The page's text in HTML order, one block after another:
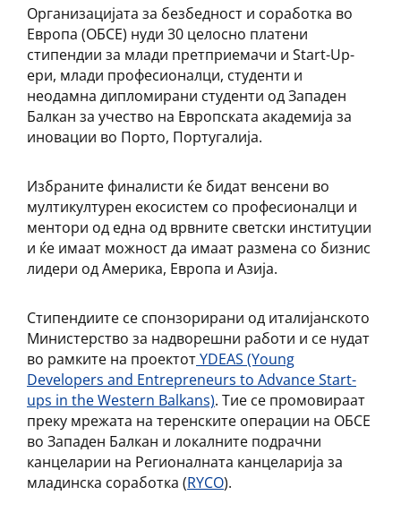
Организацијата за безбедност и соработка во
Европа (ОБСЕ) нуди 30 целосно платени
стипендии за млади претприемачи и Start-Up-
ери, млади професионалци, студенти и
неодамна дипломирани студенти од Западен
Балкан за учество на Европската академија за
иновации во Порто, Португалија.
Избраните финалисти ќе бидат венсени во
мултикултурен екосистем со професионалци и
ментори од една од врвните светски институции
и ќе имаат можност да имаат размена со бизнис
лидери од Америка, Европа и Азија.
Стипендиите се спонзорирани од италијанското
Министерство за надворешни работи и се нудат
во рамките на проектотYDEAS (Young
Developers and Entrepreneurs to Advance Start-
ups in the Western Balkans). Тие се промовираат
преку мрежата на теренските операции на ОБСЕ
во Западен Балкан и локалните подрачни
канцеларии на Регионалната канцеларија за
младинска соработка (RYCO).